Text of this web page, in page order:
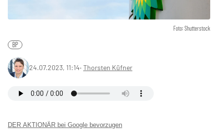
Foto: Shutterstock
BP
24.07.2023, 11:14‧ Thorsten Küfner
DER AKTIONÄR bei Google bevorzugen